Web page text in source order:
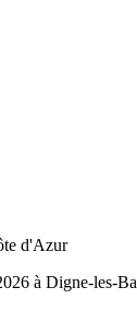
d'Azur
à Digne-les-